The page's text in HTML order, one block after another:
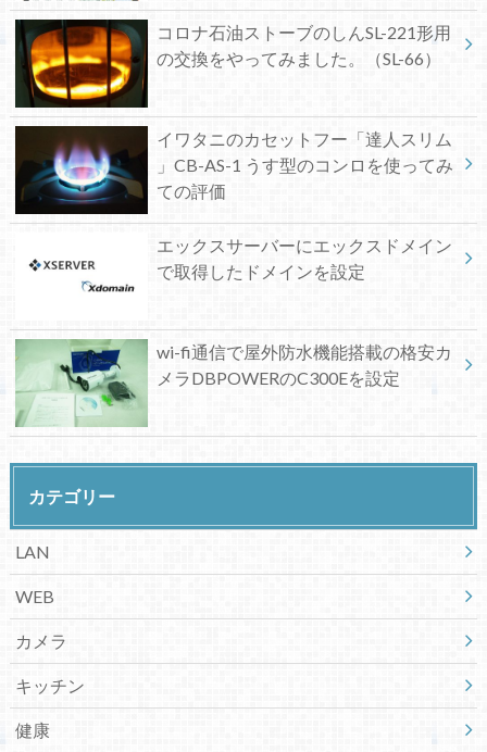
コロナ石油ストーブのしんSL-221形用
の交換をやってみました。（SL-66）
イワタニのカセットフー「達人スリム
」CB-AS-1 うす型のコンロを使ってみ
ての評価
エックスサーバーにエックスドメイン
で取得したドメインを設定
wi-fi通信で屋外防水機能搭載の格安カ
メラDBPOWERのC300Eを設定
カテゴリー
LAN
WEB
カメラ
キッチン
健康